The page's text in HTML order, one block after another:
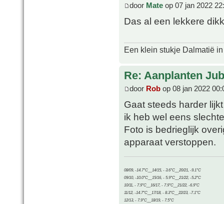
door Mate op 07 jan 2022
Das al een lekkere
Een klein stukje Dalmatië
Re: Aanplanten
door Rob op 08 jan 2022
Gaat steeds harder
ik heb wel eens
Foto is bedrieglijk
apparaat verstoppen.
08/09, -14.7°C__14/15, - 3.6°C__20/21, -9.1°C
09/10, -10.0°C__15/16, - 5.9°C__21/22, -5.2°C
10/11, - 7.9°C__16/17, - 7.9°C__21/22, -6.9°C
11/12, -14.7°C__17/18, - 8.3°C__22/23, -7.1°C
12/13, - 7.9°C__18/19, - 7.5°C